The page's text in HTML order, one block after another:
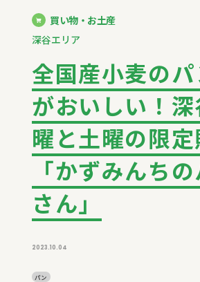
買い物・お土産
深谷エリア
全国産小麦の
がおいしい！
曜と土曜の限定
「かずみんち
さん」
2023.10.04
パン